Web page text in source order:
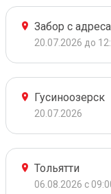
Забор с адреса
20.07.2026 до
Гусиноозерск
20.07.2026
Тольятти
06.08.2026 с